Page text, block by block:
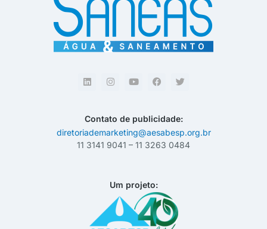
Contato de publicidade:
diretoriademarketing@aesabesp.org.br
11 3141 9041 – 11 3263 0484
Um projeto: